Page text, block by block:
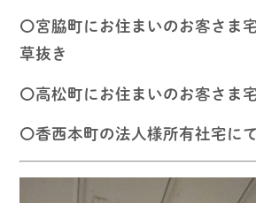
〇宮脇町にお住まいのお客さま
草抜き
〇高松町にお住まいのお客さま
〇香西本町の法人様所有社宅に